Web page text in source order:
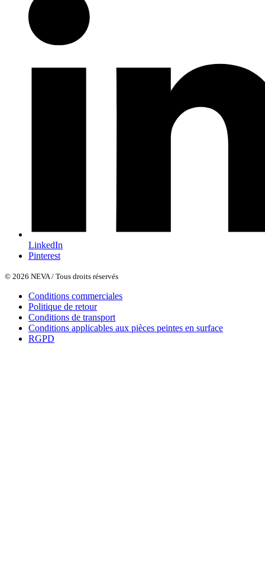
LinkedIn
Pinterest
© 2026 NEVA / Tous droits réservés
Conditions commerciales
Politique de retour
Conditions de transport
Conditions applicables aux pièces peintes en surface
RGPD